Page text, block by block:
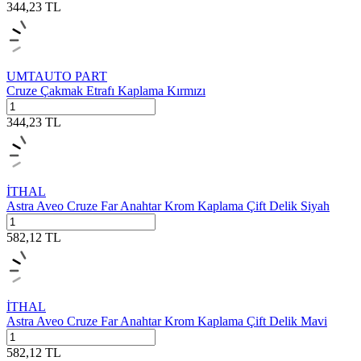
344,23 TL
UMTAUTO PART
Cruze Çakmak Etrafı Kaplama Kırmızı
344,23 TL
İTHAL
Astra Aveo Cruze Far Anahtar Krom Kaplama Çift Delik Siyah
582,12 TL
İTHAL
Astra Aveo Cruze Far Anahtar Krom Kaplama Çift Delik Mavi
582,12 TL